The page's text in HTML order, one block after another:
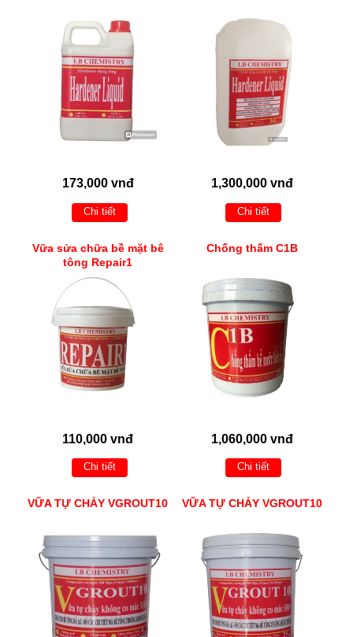
173,000 vnđ
Chi tiết
1,300,000 vnđ
Chi tiết
Vữa sửa chữa bề mặt bê
tông Repair1
110,000 vnđ
Chi tiết
Chống thấm C1B
1,060,000 vnđ
Chi tiết
VỮA TỰ CHẢY VGROUT10 VỮA TỰ CHẢY VGROUT10